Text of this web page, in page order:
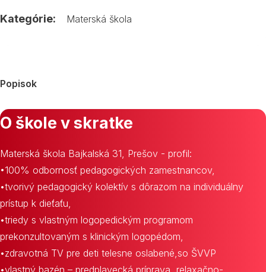
Kategórie: Materská škola
Popisok
O škole v skratke
Materská škola Bajkalská 31, Prešov - profil:
•100% odbornosť pedagogických zamestnancov,
•tvorivý pedagogický kolektív s dôrazom na individuálny
prístup k dieťaťu,
•triedy s vlastným logopedickým programom
prekonzultovaným s klinickým logopédom,
•zdravotná TV pre deti telesne oslabené,so ŠVVP
•vlastný bazén – predplavecká príprava, relaxačno-